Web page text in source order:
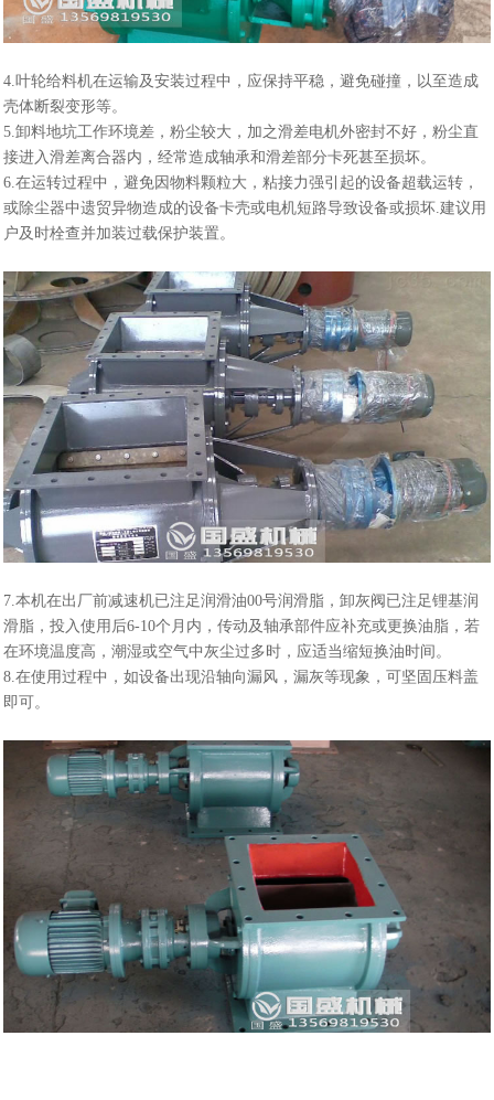
4.叶轮给料机在运输及安装过程中，应保持平稳，避免碰撞，以至造成
壳体断裂变形等。
5.卸料地坑工作环境差，粉尘较大，加之滑差电机外密封不好，粉尘直
接进入滑差离合器内，经常造成轴承和滑差部分卡死甚至损坏。
6.在运转过程中，避免因物料颗粒大，粘接力强引起的设备超载运转，
或除尘器中遗贸异物造成的设备卡壳或电机短路导致设备或损坏.建议用
户及时栓查并加装过载保护装置。
7.本机在出厂前减速机已注足润滑油00号润滑脂，卸灰阀已注足锂基润
滑脂，投入使用后6-10个月内，传动及轴承部件应补充或更换油脂，若
在环境温度高，潮湿或空气中灰尘过多时，应适当缩短换油时间。
8.在使用过程中，如设备出现沿轴向漏风，漏灰等现象，可坚固压料盖
即可。